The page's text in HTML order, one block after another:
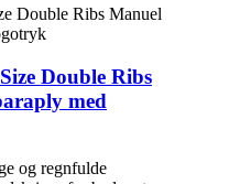
Double Ribs
med
og regnfulde